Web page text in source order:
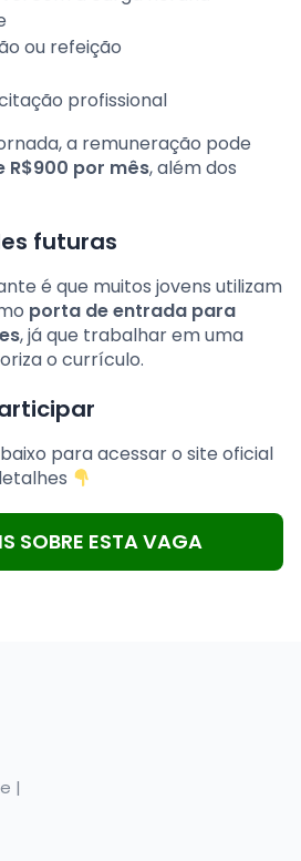
ou refeição
profissional
a remuneração pode
R$900 por mês, além dos
futuras
é que muitos jovens utilizam
porta de entrada para
, já que trabalhar em uma
o currículo.
para acessar o site oficial
SOBRE ESTA VAGA
|